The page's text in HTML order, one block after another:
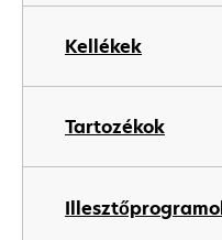
Kellékek
Tartozékok